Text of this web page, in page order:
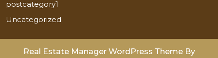
postcategory1
Uncategorized
Real Estate Manager WordPress ThemeBy